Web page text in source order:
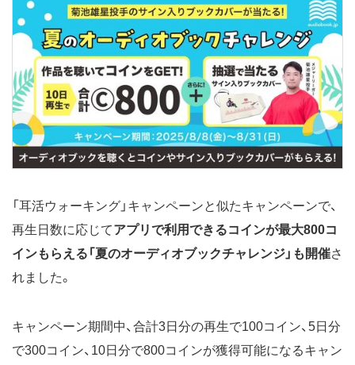
「耳活ウォーキング」キャンペーンと似たキャンペーンで、
再生日数に応じてアプリで利用できるコインが最大800コ
インもらえる「夏のオーディオブックチャレンジ」も開催さ
れました。
キャンペーン期間中、合計3日分の再生で100コイン、5日分
で300コイン、10日分で800コインが獲得可能になるキャン